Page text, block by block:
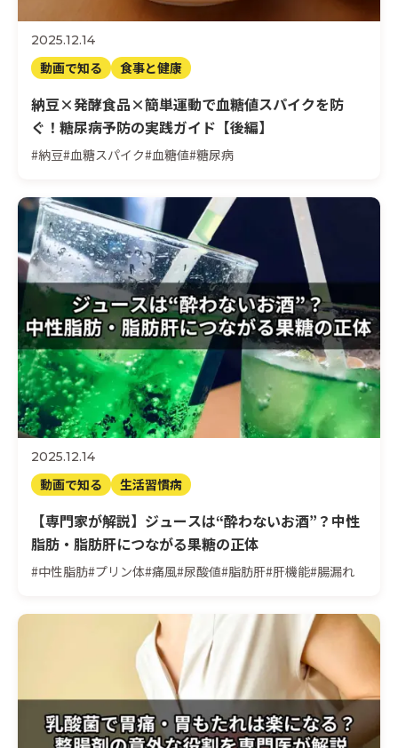
2025.12.14
動画で知る 食事と健康
納豆×発酵食品×簡単運動で血糖値スパイクを防
ぐ！糖尿病予防の実践ガイド【後編】
#納豆#血糖スパイク#血糖値#糖尿病
2025.12.14
動画で知る 生活習慣病
【専門家が解説】ジュースは“酔わないお酒”？中性
脂肪・脂肪肝につながる果糖の正体
#中性脂肪#プリン体#痛風#尿酸値#脂肪肝#肝機能#腸漏れ